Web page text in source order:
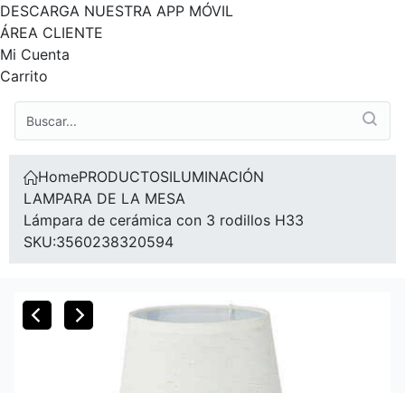
DESCARGA NUESTRA APP MÓVIL
ÁREA CLIENTE
Mi Cuenta
Carrito
HomePRODUCTOSILUMINACIÓN
LAMPARA DE LA MESA
Lámpara de cerámica con 3 rodillos H33
SKU:3560238320594